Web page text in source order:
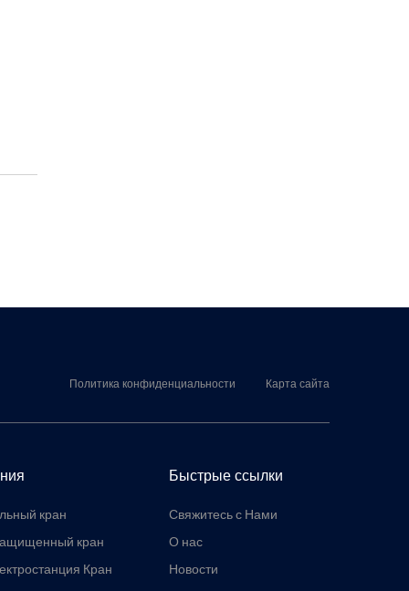
Политика конфиденциальности Карта сайта
кран
кран
Кран
Быстрые ссылки
Свяжитесь с Нами
О нас
Новости